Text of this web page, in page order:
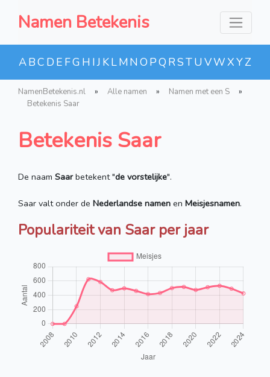
Namen Betekenis
ABC D E FG H IJ KLMNO PQ RSTUVWXYZ
NamenBetekenis.nl » Alle namen » Namen met een S
»
Betekenis Saar
Betekenis Saar
De naam Saarbetekent "de vorstelijke".
Saar valt onder de Nederlandse namen en Meisjesnamen.
Populariteit van Saar per jaar